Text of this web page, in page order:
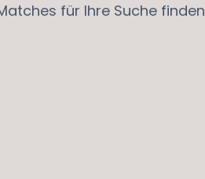
für Ihre Suche finden